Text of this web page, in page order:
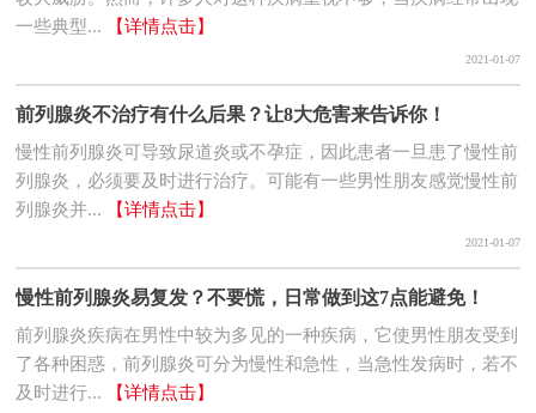
一些典型...
【详情点击】
2021-01-07
前列腺炎不治疗有什么后果？让8大危害来告诉你！
慢性前列腺炎可导致尿道炎或不孕症，因此患者一旦患了慢性前
列腺炎，必须要及时进行治疗。可能有一些男性朋友感觉慢性前
列腺炎并...
【详情点击】
2021-01-07
慢性前列腺炎易复发？不要慌，日常做到这7点能避免！
前列腺炎疾病在男性中较为多见的一种疾病，它使男性朋友受到
了各种困惑，前列腺炎可分为慢性和急性，当急性发病时，若不
及时进行...
【详情点击】